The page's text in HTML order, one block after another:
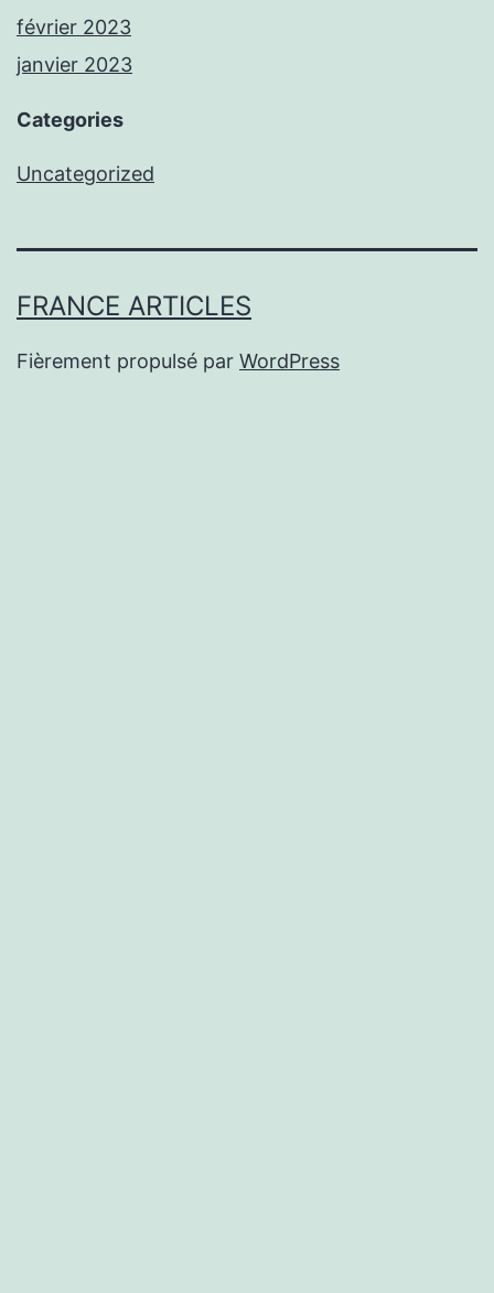
février 2023
janvier 2023
Categories
Uncategorized
FRANCE ARTICLES
Fièrement propulsé par WordPress